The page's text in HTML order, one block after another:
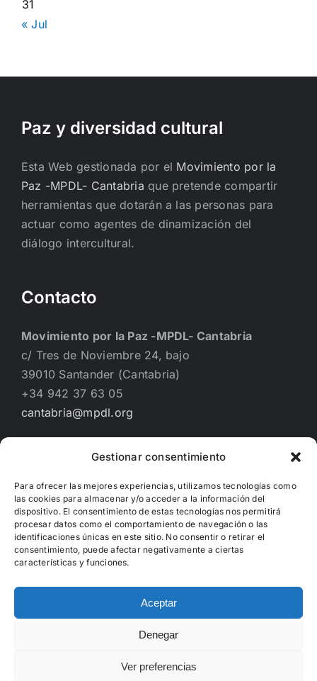
Gestionar consentimiento
Para ofrecer las mejores experiencias, utilizamos tecnologías como
las cookies para almacenar y/o acceder a la información del
dispositivo. El consentimiento de estas tecnologías nos permitirá
procesar datos como el comportamiento de navegación o las
identificaciones únicas en este sitio. No consentir o retirar el
consentimiento, puede afectar negativamente a ciertas
características y funciones.
Aceptar
Denegar
Ver preferencias
31
« Jul
Paz y diversidad cultural
Esta Web gestionada por el Movimiento por la
Paz -MPDL- Cantabria que pretende compartir
herramientas que dotarán a las personas para
actuar como agentes de dinamización del
diálogo intercultural.
Contacto
Movimiento por la Paz -MPDL- Cantabria
c/ Tres de Noviembre 24, bajo
39010 Santander (Cantabria)
+34 942 37 63 05
cantabria@mpdl.org
Financiado por
Copyright 2012 - 2022 | Hecho con